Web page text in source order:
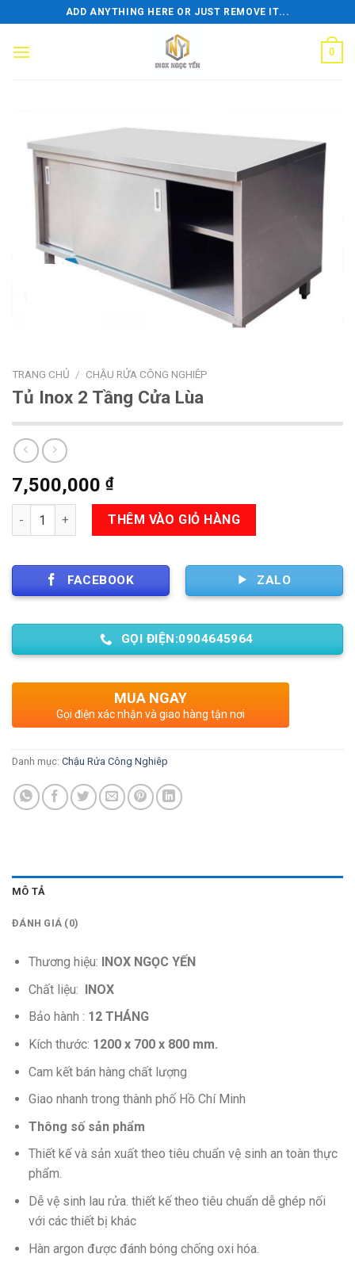
to
content
ADD ANYTHING HERE OR JUST REMOVE IT...
0
TRANG CHỦ / CHẬU RỬA CÔNG NGHIÊP
Tủ Inox 2 Tầng Cửa Lùa
7,500,000 ₫
Số lượng THÊM VÀO GIỎ HÀNG
FACEBOOK ZALO
GỌI ĐIỆN:0904645964
MUA NGAY
Gọi điện xác nhận và giao hàng tận nơi
Danh mục: Chậu Rửa Công Nghiêp
MÔ TẢ
ĐÁNH GIÁ (0)
Thương hiệu:
INOX NGỌC YẾN
Chất liệu: INOX
Bảo hành : 12 THÁNG
Kích thước: 1200 x 700 x 800 mm.
Cam kết bán hàng chất lượng
Giao nhanh trong thành phố Hồ Chí Minh
Thông số sản phẩm
Thiết kế và sản xuất theo tiêu chuẩn vệ sinh an toàn thực
phẩm.
Dễ vệ sinh lau rửa. thiết kế theo tiêu chuẩn dễ ghép nối
với các thiết bị khác
Hàn argon được đánh bóng chống oxi hóa.